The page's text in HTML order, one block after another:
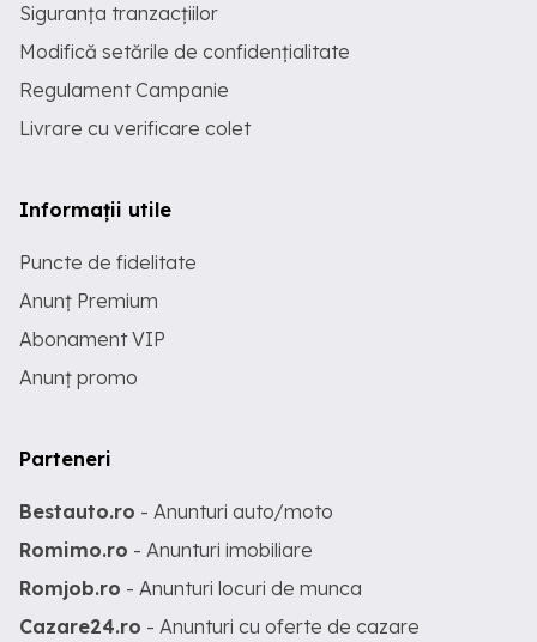
Siguranța tranzacțiilor
Modifică setările de confidențialitate
Regulament Campanie
Livrare cu verificare colet
Informații utile
Puncte de fidelitate
Anunț Premium
Abonament VIP
Anunț promo
Parteneri
Bestauto.ro - Anunturi auto/moto
Romimo.ro - Anunturi imobiliare
Romjob.ro - Anunturi locuri de munca
Cazare24.ro - Anunturi cu oferte de cazare